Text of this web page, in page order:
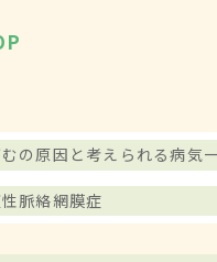
腎皮質ステロイ
することもあ
能性もあるた
主治医ともよく
の原因と考えられる病気
脈絡網膜症